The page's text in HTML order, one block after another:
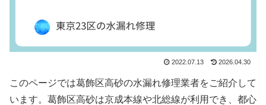
2022.07.13 2026.04.30
このページでは葛飾区高砂の水漏れ修理業者をご紹介して
います。葛飾区高砂は京成本線や北総線が利用でき、都心